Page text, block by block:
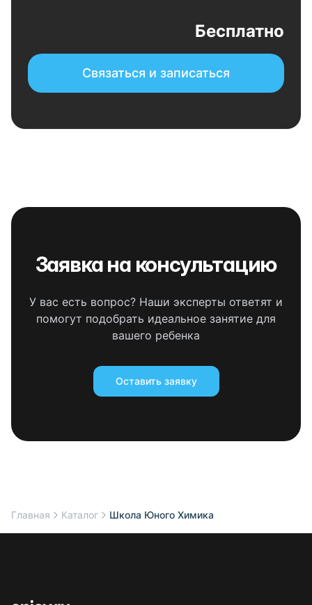
Бесплатно
Связаться и записаться
Заявка на консультацию
У вас есть вопрос? Наши эксперты ответят и
помогут подобрать идеальное занятие для
вашего ребенка
Оставить заявку
Главная Каталог Школа Юного Химика